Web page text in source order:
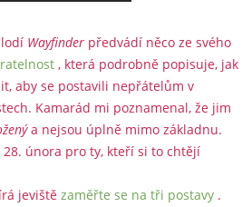
Wayfinder předvádí něco ze svého
, která podrobně popisuje, jak
aby se postavili nepřátelům v
Kamarád mi poznamenal, že jim
a nejsou úplně mimo základnu.
února pro ty, kteří si to chtějí
jeviště zaměřte se na tři postavy .